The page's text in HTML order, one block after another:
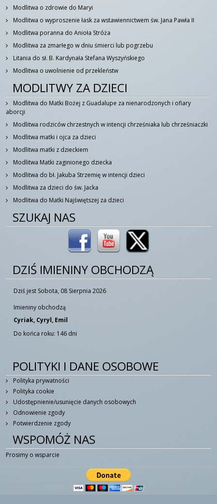
Modlitwa o zdrowie do Maryi
Modlitwa o wyproszenie łask za wstawiennictwem św. Jana Pawła II
Modlitwa poranna do Anioła Stróża
Modlitwa za zmarłego w dniu śmierci lub pogrzebu
Litania do sł. B. Kardynała Stefana Wyszyńskiego
Modlitwa o uwolnienie od przekleństw
MODLITWY ZA DZIECI
Modlitwa do Matki Bożej z Guadalupe za nienarodzonych i ofiary
aborcji
Modlitwa rodziców chrzestnych w intencji chrześniaka lub chrześniaczki
Modlitwa matki i ojca za dzieci
Modlitwa matki z dzieckiem
Modlitwa Matki zaginionego dziecka
Modlitwa do bł. Jakuba Strzemię w intencji dzieci
Modlitwa za dzieci do św. Jacka
Modlitwa do Matki Najświętszej za dzieci
SZUKAJ NAS
DZIŚ IMIENINY OBCHODZĄ
Dziś jest Sobota, 08 Sierpnia 2026
Imieniny obchodzą
Cyriak, Cyryl, Emil
Do końca roku: 146 dni
POLITYKI I DANE OSOBOWE
Polityka prywatności
Polityka cookie
Udostępnienie/usunięcie danych osobowych
Odnowienie zgody
Potwierdzenie zgody
WSPOMÓŻ NAS
Prosimy o wsparcie